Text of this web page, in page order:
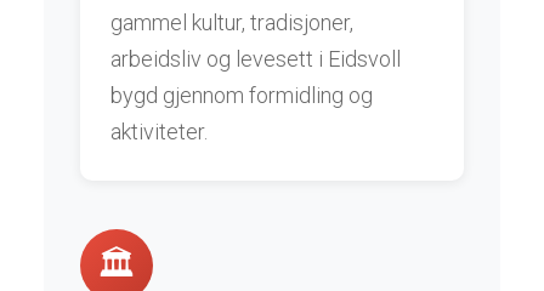
gammel kultur, tradisjoner,
arbeidsliv og levesett i Eidsvoll
bygd gjennom formidling og
aktiviteter.
🏛️